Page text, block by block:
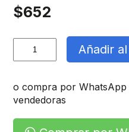
$652
Borne
Añadir
o compra por
vendedoras